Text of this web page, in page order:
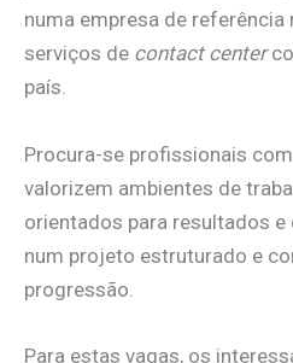
numa empresa de referência
serviços de contact center
país.
Procura-se profissionais
valorizem ambientes de
orientados para resultados
num projeto estruturado e
progressão.
Para estas vagas, os